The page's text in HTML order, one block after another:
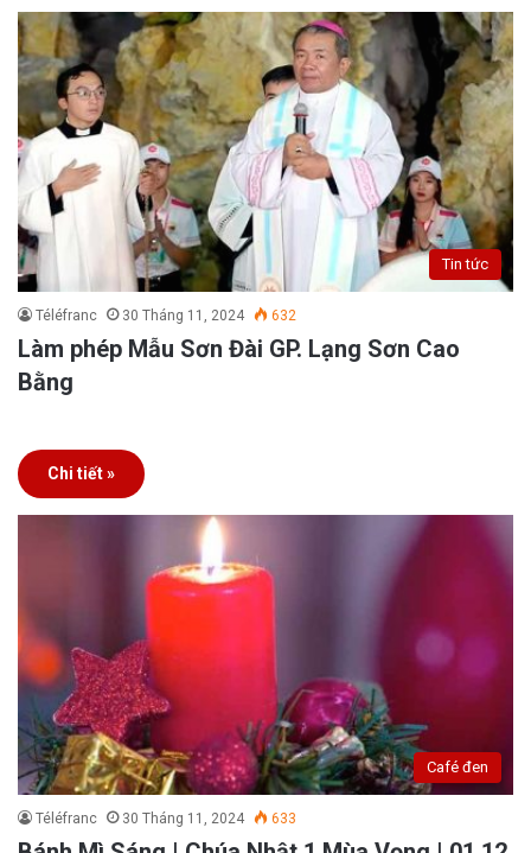
Tin tức
Téléfranc 30 Tháng 11, 2024 632
Làm phép Mẫu Sơn Đài GP. Lạng Sơn Cao
Bằng
Chi tiết »
Café đen
Téléfranc 30 Tháng 11, 2024 633